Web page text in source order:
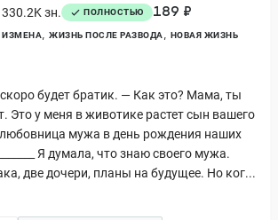
330.2K зн.
ПОЛНОСТЬЮ 189 ₽
ИЗМЕНА ЖИЗНЬ ПОСЛЕ РАЗВОДА НОВАЯ ЖИЗНЬ
будет братик. — Как это? Мама, ты
Это у меня в животике растет сын вашего
мужа в день рождения наших
Я думала, что знаю своего мужа.
две дочери, планы на будущее. Но ког...